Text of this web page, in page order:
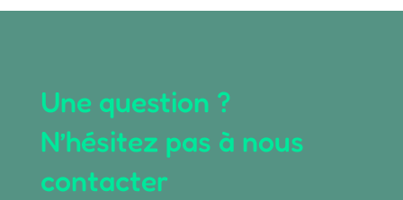
Une question ?
N’hésitez pas à nous
contacter